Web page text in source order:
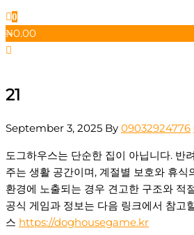
0
₦0.00
21
September 3, 2025 By 09032924776
도그하우스는 단순한 집이 아닙니다. 반
주는 생활 공간이며, 계절별 보호와 휴식
환경에 노출되는 경우 견고한 구조와 적
공식 게임과 정보는 다음 링크에서 참고
스 https://doghousegame.kr